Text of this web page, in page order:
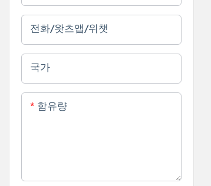
전화/왓츠앱/위챗
국가
함유량
용 냉각기 CWFL-1000